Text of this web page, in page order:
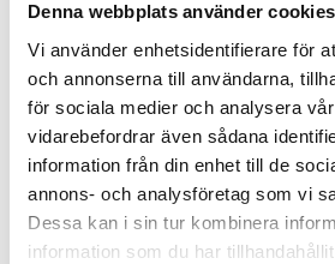
Denna webbplats använder cookies
Vi använder enhetsidentifierare för
och annonserna till användarna,
för sociala medier och analysera
vidarebefordrar även sådana
information från din enhet till de
annons- och analysföretag som vi
Dessa kan i sin tur kombinera
information som du har
Malin C. augusti 18, 2025
Underbart pass! 🥰 Gillade det
1
Härligt en ledig söndagsmorgon! 🩷